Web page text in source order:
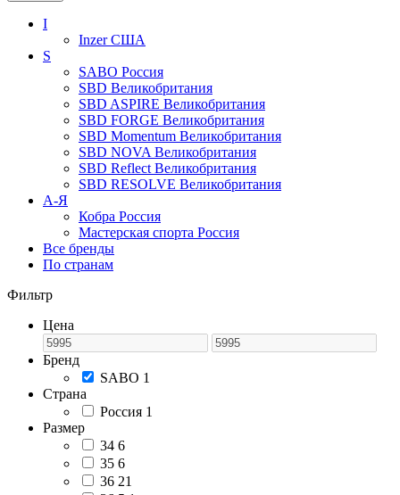
I
InzerСША
S
SABO Россия
SBD Великобритания
SBD ASPIRE Великобритания
SBD FORGE Великобритания
SBD Momentum Великобритания
SBD NOVA Великобритания
SBD Reflect Великобритания
SBD RESOLVE Великобритания
А-Я
Кобра Россия
Мастерская спорта Россия
Все бренды
По странам
Фильтр
Цена
Бренд
SABO 1
Страна
Россия 1
Размер
34 6
35 6
36 21